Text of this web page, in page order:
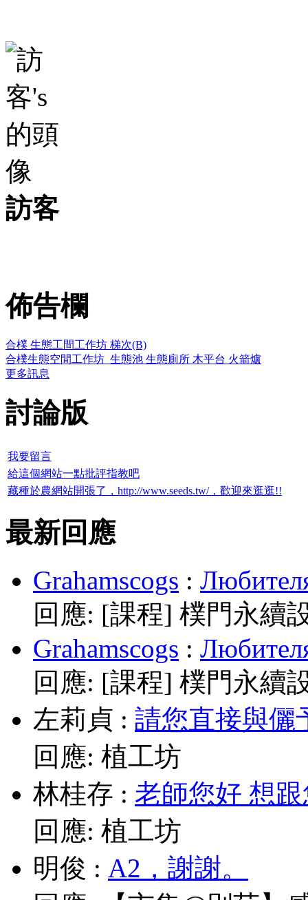
訪客
佈告欄
合樸 生態工間工作坊 梯次(B)
合樸生態空間工作坊_生態池 生態廁所 木平台 火箭爐
更多訊息
討論版
我要留言
給這個網站一點批評指教吧
藏種於農網站開張了，http://www.seeds.tw/，歡迎來逛逛!!
最新回應
Grahamscogs :
回應: [課程] 樸門永續
Grahamscogs :
回應: [課程] 樸門永續
左莉貞 : 請您直接與儷
回應: 植工坊
林桂存 : 老師您好 想
回應: 植工坊
明俊 : A2，謝謝。